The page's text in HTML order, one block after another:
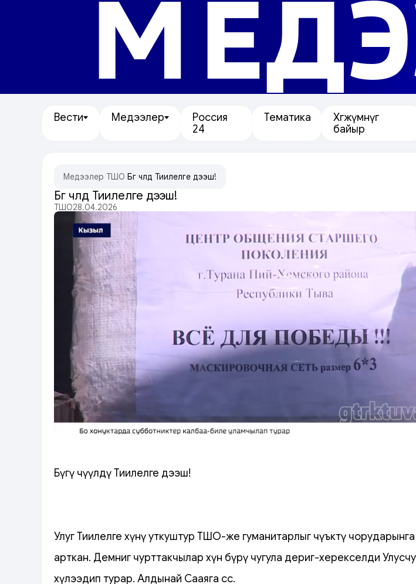
Вести Медээлер
Россия
24
Тематика
Хөгжүмнүг
байыр
Медээлер ТШО Бүгү чүүлдү Тиилелге дээш!
Бүгү чүүлдү Тиилелге дээш!
ТШО28.04.2026
Бүгү чүүлдү Тиилелге дээш!
Улуг Тиилелге хүнү уткуштур ТШО-же гуманитарлыг чүъктү
арткан. Демниг чурттакчылар хүн бүрү чугула дериг-херекселди
хүлээдип турар. Алдынай Сааяга сөс.